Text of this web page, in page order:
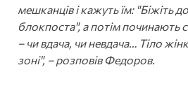
мешканців і кажуть їм: "Біжіть
блокпоста", а потім починають
– чи вдача, чи невдача… Тіло
зоні", – розповів Федоров.